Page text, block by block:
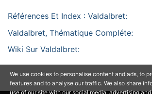
Références Et Index : Valdalbret:
Valdalbret, Thématique Compléte:
Wiki Sur Valdalbret:
We use cookies to personalise content and ads, to
features and to analyse our traffic. We also share
use of our site with our social media, advertising